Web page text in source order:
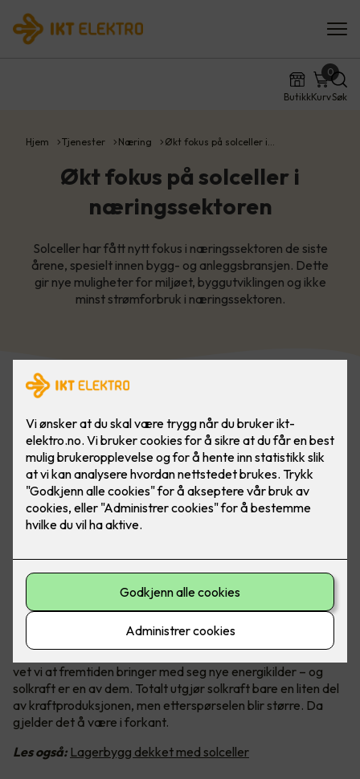
ButikkKurv
0
Søk
Hjem Tjenester Næring Økt fokus på solceller i…
Økt fokus på solceller i
næringssektoren
Solceller har fått nytt fokus i næringssektoren de siste
årene, spesielt innen bygg- og anleggsbransjen. Dette
gir nye muligheter for miljøet, byggutviklingen og ikke
minst strømforbruk i næringssektoren.
næringsbygg, kan bedriften din bli helt eller delvis
uavhengig av strømprodusenter!
Vær i forkant, det lønner seg
I Norge er vann vår hovedkilde til fornybar energi. Samtidig
vet vi at fremtiden bringer med seg nye energikilder – og
solkraft er en av dem. Totalt utgjør solkraft bare en liten del
av kraftproduksjonen, men etterspørselen blir større. Da
gjelder det å være i forkant.
Les også: Lagerbygg dekket med solceller